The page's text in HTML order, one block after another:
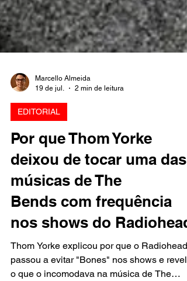
Marcello Almeida
19 de jul.
2 min de leitura
EDITORIAL
Por que Thom Yorke
deixou de tocar uma das
músicas de The
Bends com frequência